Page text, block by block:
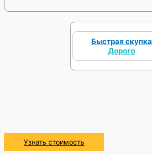
Быстрая скупка
Дорого
Узнать стоимость